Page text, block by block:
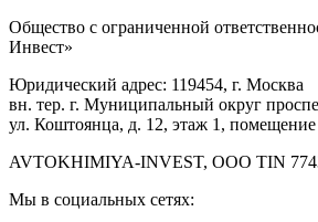
Общество с ограниченной
Инвест»
Юридический адрес: 119454, г. Москва
вн. тер. г. Муниципальный округ
ул. Коштоянца, д. 12, этаж 1,
AVTOKHIMIYA-INVEST, OOO TIN
Мы в социальных сетях: